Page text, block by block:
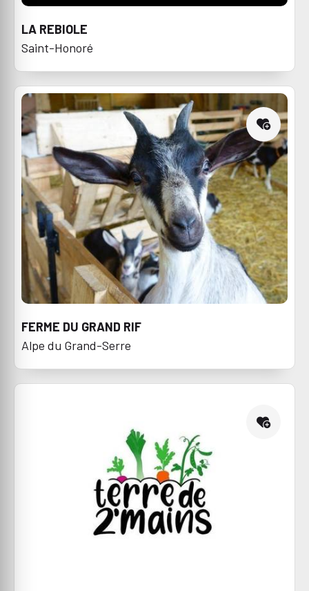
LA REBIOLE
Saint-Honoré
FERME DU GRAND RIF
Alpe du Grand-Serre